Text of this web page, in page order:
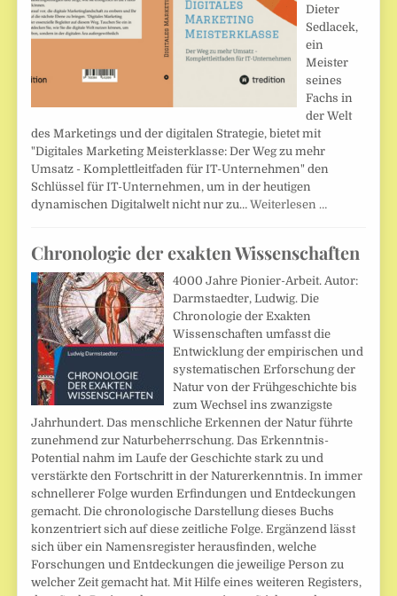
Dieter
Sedlacek,
ein
Meister
seines
Fachs in
der Welt
des Marketings und der digitalen Strategie, bietet mit
"Digitales Marketing Meisterklasse: Der Weg zu mehr
Umsatz - Komplettleitfaden für IT-Unternehmen" den
Schlüssel für IT-Unternehmen, um in der heutigen
dynamischen Digitalwelt nicht nur zu…Weiterlesen …
Chronologie der exakten Wissenschaften
4000 Jahre Pionier-Arbeit. Autor:
Darmstaedter, Ludwig. Die
Chronologie der Exakten
Wissenschaften umfasst die
Entwicklung der empirischen und
systematischen Erforschung der
Natur von der Frühgeschichte bis
zum Wechsel ins zwanzigste
Jahrhundert. Das menschliche Erkennen der Natur führte
zunehmend zur Naturbeherrschung. Das Erkenntnis-
Potential nahm im Laufe der Geschichte stark zu und
verstärkte den Fortschritt in der Naturerkenntnis. In immer
schnellerer Folge wurden Erfindungen und Entdeckungen
gemacht. Die chronologische Darstellung dieses Buchs
konzentriert sich auf diese zeitliche Folge. Ergänzend lässt
sich über ein Namensregister herausfinden, welche
Forschungen und Entdeckungen die jeweilige Person zu
welcher Zeit gemacht hat. Mit Hilfe eines weiteren Registers,